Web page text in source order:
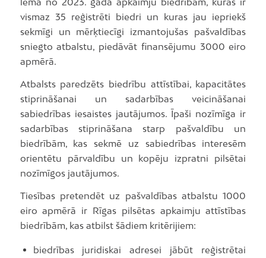
vismaz 35 reģistrēti biedri un kuras jau iepriekš
sekmīgi un mērķtiecīgi izmantojušas pašvaldības
sniegto atbalstu, piedāvāt finansējumu 3000 eiro
apmērā.
Atbalsts paredzēts biedrību attīstībai, kapacitātes
stiprināšanai un sadarbības veicināšanai
sabiedrības iesaistes jautājumos. Īpaši nozīmīga ir
sadarbības stiprināšana starp pašvaldību un
biedrībām, kas sekmē uz sabiedrības interesēm
orientētu pārvaldību un kopēju izpratni pilsētai
nozīmīgos jautājumos.
Tiesības pretendēt uz pašvaldības atbalstu 1000
eiro apmērā ir Rīgas pilsētas apkaimju attīstības
biedrībām, kas atbilst šādiem kritērijiem:
biedrības juridiskai adresei jābūt reģistrētai